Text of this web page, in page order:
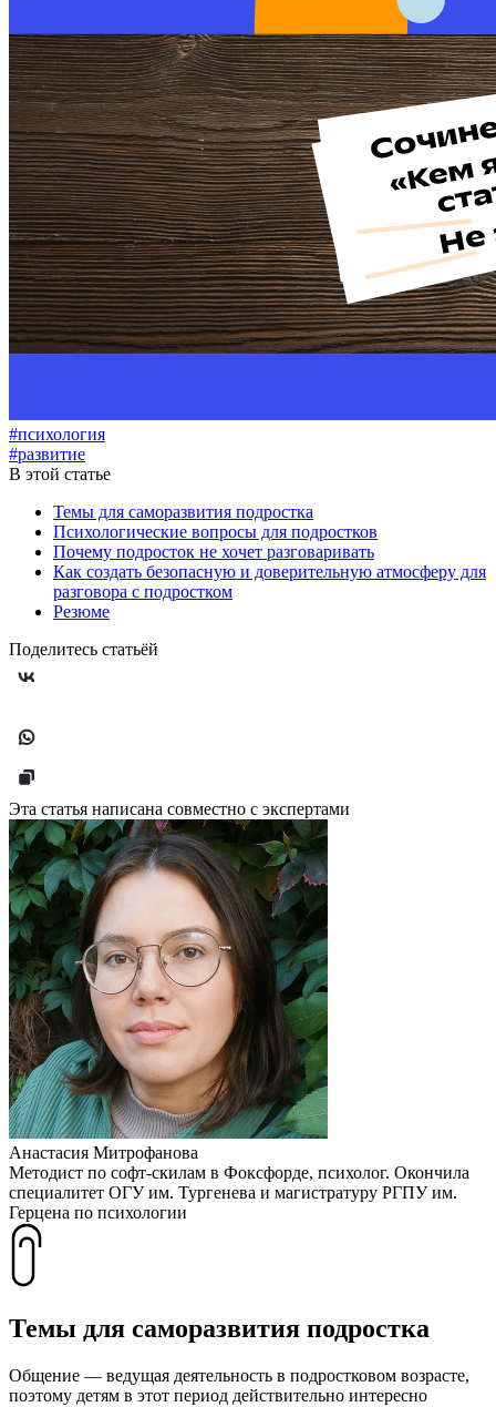
#психология
#развитие
В этой статье
Темы для саморазвития подростка
Психологические вопросы для подростков
Почему подросток не хочет разговаривать
Как создать безопасную и доверительную атмосферу для
разговора с подростком
Резюме
Поделитесь статьёй
Эта статья написана совместно с экспертами
Анастасия Митрофанова
Методист по софт-скилам в Фоксфорде, психолог. Окончила
специалитет ОГУ им. Тургенева и магистратуру РГПУ им.
Герцена по психологии
Темы для саморазвития подростка
Общение — ведущая деятельность в подростковом возрасте,
поэтому детям в этот период действительно интересно